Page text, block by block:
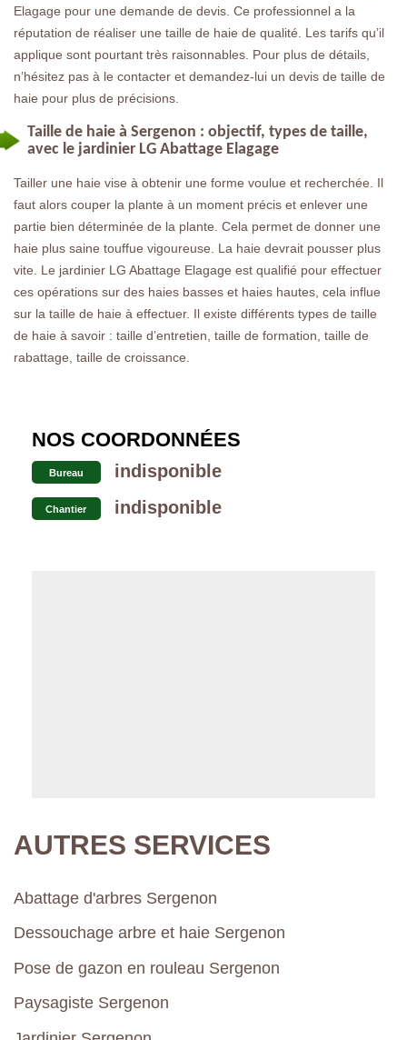
Elagage pour une demande de devis. Ce professionnel a la
réputation de réaliser une taille de haie de qualité. Les tarifs qu’il
applique sont pourtant très raisonnables. Pour plus de détails,
n’hésitez pas à le contacter et demandez-lui un devis de taille de
haie pour plus de précisions.
Taille de haie à Sergenon : objectif, types de taille,
avec le jardinier LG Abattage Elagage
Tailler une haie vise à obtenir une forme voulue et recherchée. Il
faut alors couper la plante à un moment précis et enlever une
partie bien déterminée de la plante. Cela permet de donner une
haie plus saine touffue vigoureuse. La haie devrait pousser plus
vite. Le jardinier LG Abattage Elagage est qualifié pour effectuer
ces opérations sur des haies basses et haies hautes, cela influe
sur la taille de haie à effectuer. Il existe différents types de taille
de haie à savoir : taille d’entretien, taille de formation, taille de
rabattage, taille de croissance.
NOS COORDONNÉES
Bureau indisponible
Chantier indisponible
AUTRES SERVICES
Abattage d'arbres Sergenon
Dessouchage arbre et haie Sergenon
Pose de gazon en rouleau Sergenon
Paysagiste Sergenon